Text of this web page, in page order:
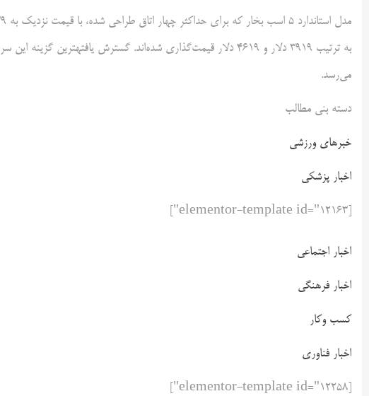
می‌رسد.
دسته بنی مطالب
خبرهای ورزشی
اخبار پزشکی
اخبار اجتماعی
اخبار فرهنگی
کسب وکار
اخبار فناوری